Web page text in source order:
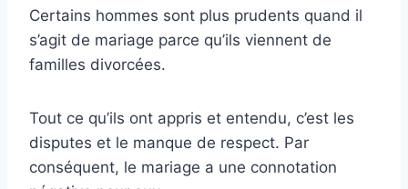
Certains hommes sont plus prudents quand il
s’agit de mariage parce qu’ils viennent de
familles divorcées.
Tout ce qu’ils ont appris et entendu, c’est les
disputes et le manque de respect. Par
conséquent, le mariage a une connotation